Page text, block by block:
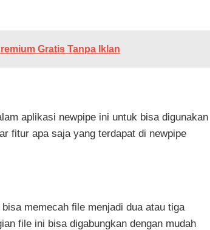
Gratis Tanpa Iklan
aplikasi newpipe ini untuk bisa digunakan
fitur apa saja yang terdapat di newpipe
memecah file menjadi dua atau tiga
file ini bisa digabungkan dengan mudah